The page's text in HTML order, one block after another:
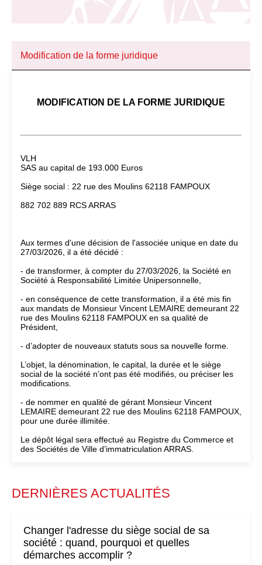
Modification de la forme juridique
MODIFICATION DE LA FORME JURIDIQUE
VLH
SAS au capital de 193.000 Euros
Siège social : 22 rue des Moulins 62118 FAMPOUX
882 702 889 RCS ARRAS
Aux termes d'une décision de l'associée unique en date du
27/03/2026, il a été décidé :
- de transformer, à compter du 27/03/2026, la Société en
Société à Responsabilité Limitée Unipersonnelle,
- en conséquence de cette transformation, il a été mis fin
aux mandats de Monsieur Vincent LEMAIRE demeurant 22
rue des Moulins 62118 FAMPOUX en sa qualité de
Président,
- d’adopter de nouveaux statuts sous sa nouvelle forme.
L’objet, la dénomination, le capital, la durée et le siège
social de la société n’ont pas été modifiés, ou préciser les
modifications.
- de nommer en qualité de gérant Monsieur Vincent
LEMAIRE demeurant 22 rue des Moulins 62118 FAMPOUX,
pour une durée illimitée.
Le dépôt légal sera effectué au Registre du Commerce et
des Sociétés de Ville d’immatriculation ARRAS.
DERNIÈRES ACTUALITÉS
Changer l'adresse du siège social de sa
société : quand, pourquoi et quelles
démarches accomplir ?